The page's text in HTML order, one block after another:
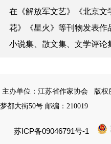
在《解放军文艺》《北京
花》《星火》等刊物发表
小说集、散文集、文学评论
主办单位：江苏省作家协会 版权
梦都大街50号 邮编：210019
苏ICP备09046791号-1